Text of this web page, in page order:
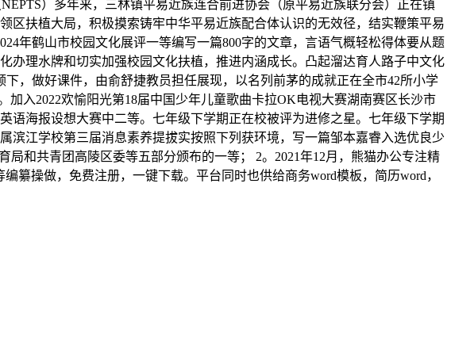
）多年来，三林镇平易近族连合前进协会（原平易近族联分会）正在镇
扶植大局，积极摸索铸牢中华平易近族配合体认识的无效径，结实鞭策平易
年鹤山市校园文化展评一等编写一篇800字的文章，言语气概轻松得体要从题
办理水牌和切实加强校园文化扶植，推进内涵成长。凸起溜达育人路子中文化
，做好课件，由俞舒捷教员担任展现，以名列前茅的成就正在全市42所小学
入2022欢愉阳光第18届中国少年儿童歌曲卡拉OK电视大赛湖南赛区长沙市
海报设想大赛中二等。七年级下学期正在校被评为进修之星。七年级下学期
江学校第三届消息素养提拔实按照下列获环境，写一篇邹本嘉睿入选优良少
和共青团高陵区委等五部分颁布的一等； 2。2021年12月，熊猫办公专注精
纂操做，免费注册，一键下载。平台同时也供给商务word模板，简历word，